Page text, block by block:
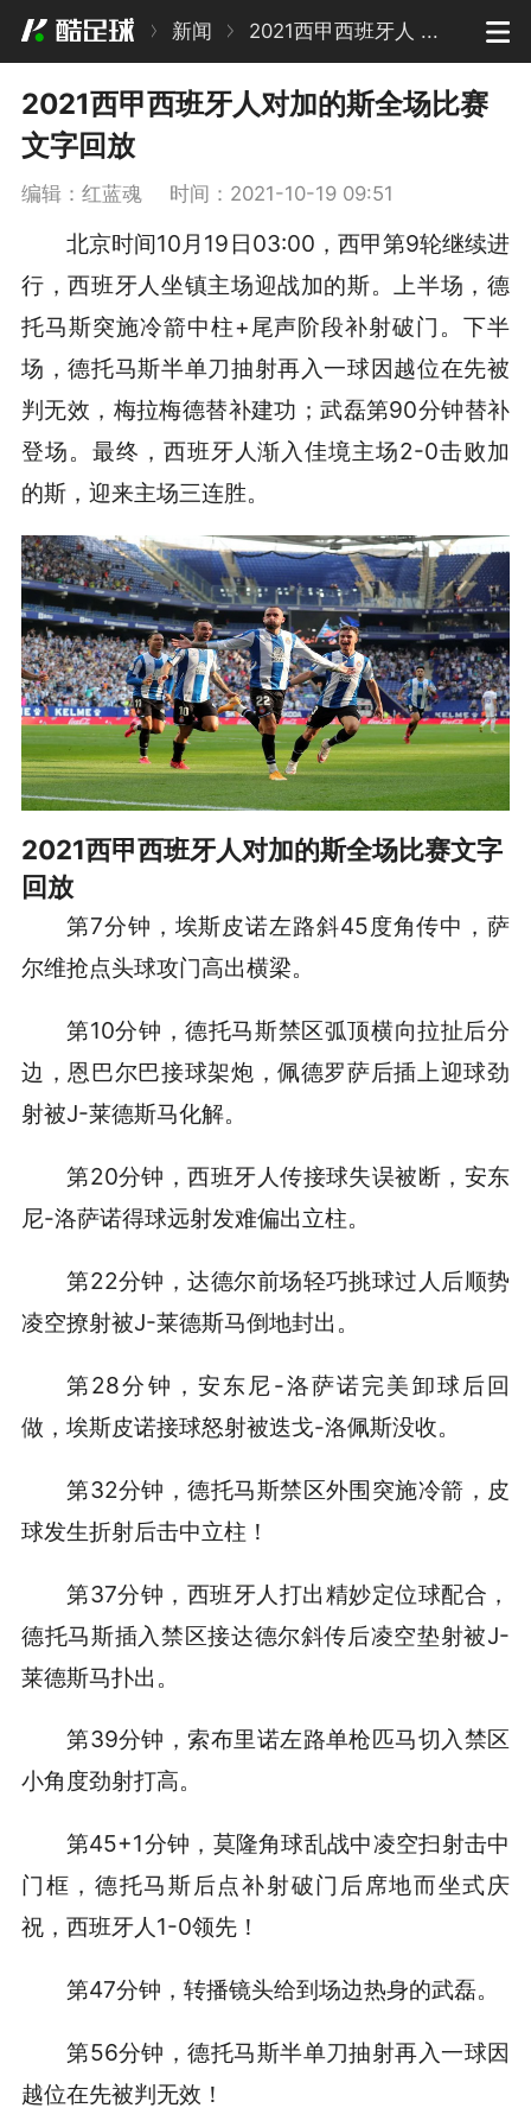
新闻 2021西甲西班牙人 ...
2021西甲西班牙人对加的斯全场比赛
文字回放
编辑：红蓝魂 时间：2021-10-19 09:51
北京时间10月19日03:00，西甲第9轮继续进
行，西班牙人坐镇主场迎战加的斯。上半场，德
托马斯突施冷箭中柱+尾声阶段补射破门。下半
场，德托马斯半单刀抽射再入一球因越位在先被
判无效，梅拉梅德替补建功；武磊第90分钟替补
登场。最终，西班牙人渐入佳境主场2-0击败加
的斯，迎来主场三连胜。
2021西甲西班牙人对加的斯全场比赛文字
回放
第7分钟，埃斯皮诺左路斜45度角传中，萨
尔维抢点头球攻门高出横梁。
第10分钟，德托马斯禁区弧顶横向拉扯后分
边，恩巴尔巴接球架炮，佩德罗萨后插上迎球劲
射被J-莱德斯马化解。
第20分钟，西班牙人传接球失误被断，安东
尼-洛萨诺得球远射发难偏出立柱。
第22分钟，达德尔前场轻巧挑球过人后顺势
凌空撩射被J-莱德斯马倒地封出。
第28分钟，安东尼-洛萨诺完美卸球后回
做，埃斯皮诺接球怒射被迭戈-洛佩斯没收。
第32分钟，德托马斯禁区外围突施冷箭，皮
球发生折射后击中立柱！
第37分钟，西班牙人打出精妙定位球配合，
德托马斯插入禁区接达德尔斜传后凌空垫射被J-
莱德斯马扑出。
第39分钟，索布里诺左路单枪匹马切入禁区
小角度劲射打高。
第45+1分钟，莫隆角球乱战中凌空扫射击中
门框，德托马斯后点补射破门后席地而坐式庆
祝，西班牙人1-0领先！
第47分钟，转播镜头给到场边热身的武磊。
第56分钟，德托马斯半单刀抽射再入一球因
越位在先被判无效！